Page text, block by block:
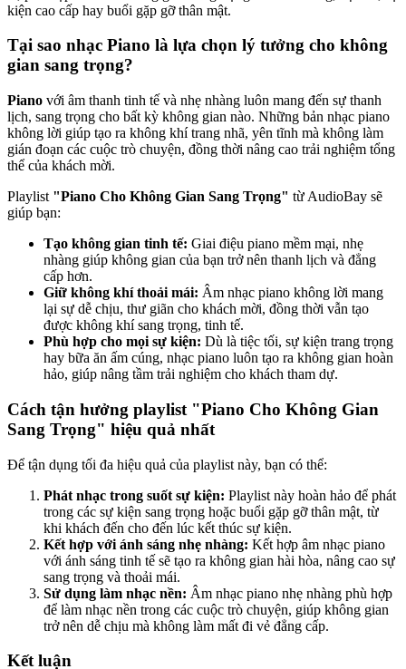
kiện cao cấp hay buổi gặp gỡ thân mật.
Tại sao nhạc Piano là lựa chọn lý tưởng cho không
gian sang trọng?
Piano với âm thanh tinh tế và nhẹ nhàng luôn mang đến sự thanh
lịch, sang trọng cho bất kỳ không gian nào. Những bản nhạc piano
không lời giúp tạo ra không khí trang nhã, yên tĩnh mà không làm
gián đoạn các cuộc trò chuyện, đồng thời nâng cao trải nghiệm tổng
thể của khách mời.
Playlist "Piano Cho Không Gian Sang Trọng" từ AudioBay sẽ
giúp bạn:
Tạo không gian tinh tế: Giai điệu piano mềm mại, nhẹ
nhàng giúp không gian của bạn trở nên thanh lịch và đẳng
cấp hơn.
Giữ không khí thoải mái: Âm nhạc piano không lời mang
lại sự dễ chịu, thư giãn cho khách mời, đồng thời vẫn tạo
được không khí sang trọng, tinh tế.
Phù hợp cho mọi sự kiện: Dù là tiệc tối, sự kiện trang trọng
hay bữa ăn ấm cúng, nhạc piano luôn tạo ra không gian hoàn
hảo, giúp nâng tầm trải nghiệm cho khách tham dự.
Cách tận hưởng playlist "Piano Cho Không Gian
Sang Trọng" hiệu quả nhất
Để tận dụng tối đa hiệu quả của playlist này, bạn có thể:
Phát nhạc trong suốt sự kiện: Playlist này hoàn hảo để phát
trong các sự kiện sang trọng hoặc buổi gặp gỡ thân mật, từ
khi khách đến cho đến lúc kết thúc sự kiện.
Kết hợp với ánh sáng nhẹ nhàng: Kết hợp âm nhạc piano
với ánh sáng tinh tế sẽ tạo ra không gian hài hòa, nâng cao sự
sang trọng và thoải mái.
Sử dụng làm nhạc nền: Âm nhạc piano nhẹ nhàng phù hợp
để làm nhạc nền trong các cuộc trò chuyện, giúp không gian
trở nên dễ chịu mà không làm mất đi vẻ đẳng cấp.
Kết luận